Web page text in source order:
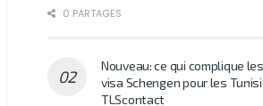
0 PARTAGES
Nouveau: ce qui complique
visa Schengen pour les
TLScontact